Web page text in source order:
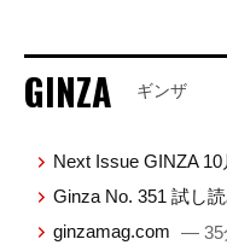
GINZA ギンザ
Next Issue GINZA
Ginza No. 351 試し
ginzamag.com — 35